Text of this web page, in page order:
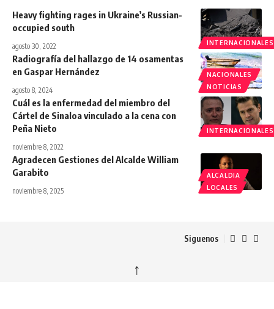
INTERNACIONALES
Heavy fighting rages in Ukraine’s Russian-
occupied south
agosto 30, 2022
NACIONALES
NOTICIAS
Radiografía del hallazgo de 14 osamentas
en Gaspar Hernández
agosto 8, 2024
INTERNACIONALES
Cuál es la enfermedad del miembro del
Cártel de Sinaloa vinculado a la cena con
Peña Nieto
noviembre 8, 2022
ALCALDIA
LOCALES
Agradecen Gestiones del Alcalde William
Garabito
noviembre 8, 2025
Siguenos
↑